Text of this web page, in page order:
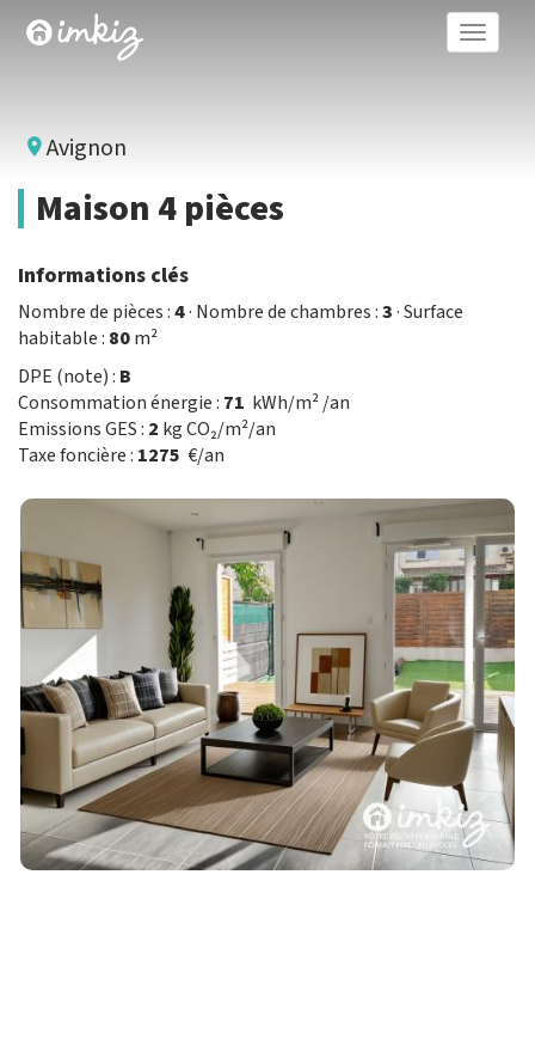
Toggle
Avignon
Maison 4 pièces
Informations clés
Nombre de pièces :4· Nombre de chambres :3· Surface
habitable : 80m²
DPE (note) : B
Consommation énergie : 71 kWh/m² /an
Emissions GES : 2 kg CO₂/m²/an
Taxe foncière : 1275 €/an